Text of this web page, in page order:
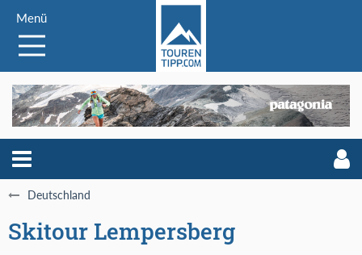
Menü
Deutschland
Skitour Lempersberg